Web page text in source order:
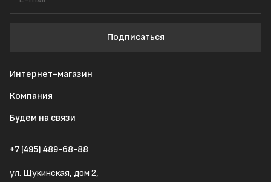
Подписаться
Интернет-магазин
Компания
Будем на связи
+7 (495) 489-68-88
ул. Щукинская, дом 2,